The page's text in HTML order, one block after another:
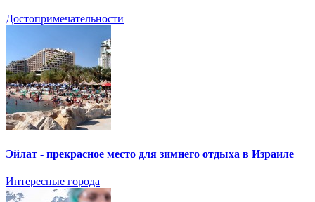
Достопримечательности
Эйлат - прекрасное место для зимнего отдыха в Израиле
Интересные города